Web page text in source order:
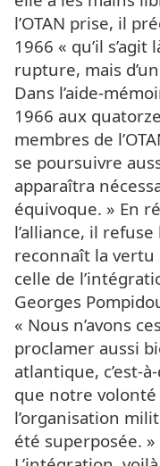
l’OTAN prise, il
1966 « qu’il
rupture, mais
Dans l’aide-
1966 aux
membres de
se poursuivre
apparaîtra
équivoque. » En
l’alliance, il
reconnaît la vertu
celle de
Georges
« Nous n’avons
proclamer aussi
atlantique, c’est-
que notre
l’organisation
été superposée. »